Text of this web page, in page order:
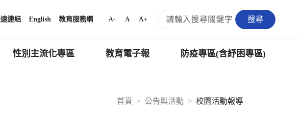
連結 English 教育服務網 A- A A+ 搜尋
性別主流化專區 教育電子報 防疫專區(含紓困專區)
首頁
公告與活動 校園活動報導